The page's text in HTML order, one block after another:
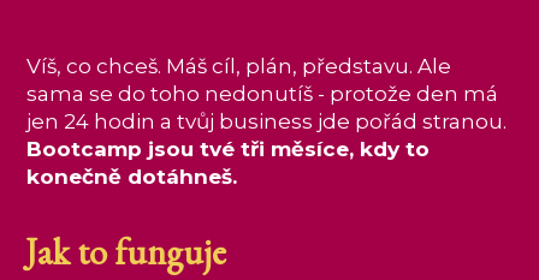
Víš, co chceš. Máš cíl, plán, představu. Ale
sama se do toho nedonutíš - protože den má
jen 24 hodin a tvůj business jde pořád stranou.
Bootcamp jsou tvé tři měsíce, kdy to
konečně dotáhneš.
Jak to funguje